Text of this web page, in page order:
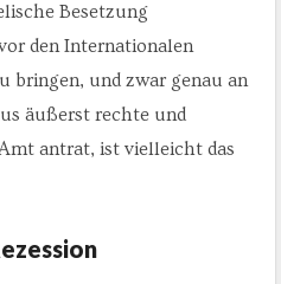
Besetzung
den Internationalen
bringen, und zwar genau an
äußerst rechte und
antrat, ist vielleicht das